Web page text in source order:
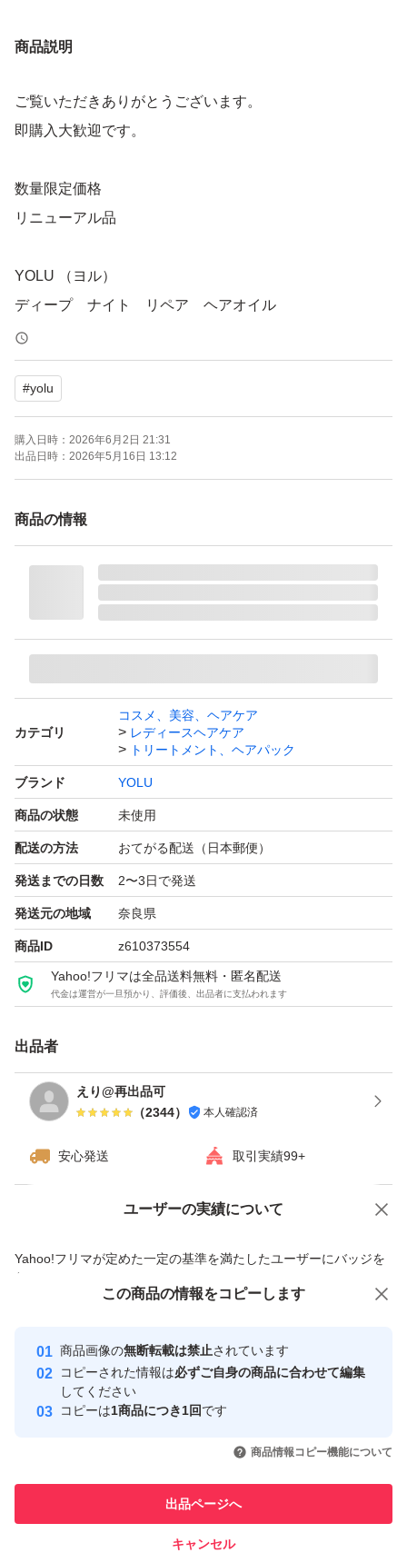
商品説明
ご覧いただきありがとうございます。
即購入大歓迎です。
数量限定価格
リニューアル品
YOLU （ヨル）
ディープ ナイト リペア ヘアオイル
詰替 詰め替え
65ml
2個セット
新品未使用未開封
簡易包装で発送致します。
替） 65ml I-ne
ブランド：YOLU
#yolu
購入日時： 2026年6月2日 21:31
出品日時： 2026年5月16日 13:12
商品の情報
カテゴリ
コスメ、美容、ヘアケア
レディースヘアケア
トリートメント、ヘアパック
ブランド YOLU
商品の状態 未使用
配送の方法 おてがる配送（日本郵便）
発送までの日数 2〜3日で発送
発送元の地域 奈良県
商品ID z610373554
Yahoo!フリマは全品送料無料・匿名配送
代金は運営が一旦預かり、評価後、出品者に支払われます
出品者
えり@再出品可
（2344） 本人確認済
安心発送 取引実績99+
ユーザーの実績について
Yahoo!フリマが定めた一定の基準を満たしたユーザーにバッジを
付与しています
安心取引出品者
心・安全なユーザーです
取引実績
引を完了させた実績があります
での取引実績があります
価格の相談 商品への質問
この商品の情報をコピーします
商品画像の無断転載は禁止されています
コピーされた情報は必ずご自身の商品に合わせて編集
してください
コピーは1商品につき1回です
商品情報コピー機能について
出品ページへ
キャンセル
この商品をみている人にオススメ